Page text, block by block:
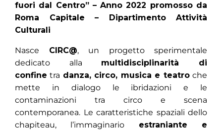
fuori dal Centro” – Anno 2022 promosso da
Roma Capitale – Dipartimento Attività
Culturali
Nasce CIRC@, un progetto sperimentale
dedicato alla multidisciplinarità di
confine tra danza, circo, musica e teatroche
mette in dialogo le ibridazioni e le
contaminazioni tra circo e scena
contemporanea. Le caratteristiche spaziali dello
chapiteau, l’immaginario estraniante e